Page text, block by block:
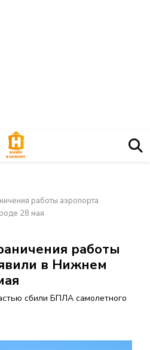
работы аэропорта
28 мая
работы
в Нижнем
сбили БПЛА самолетного
×